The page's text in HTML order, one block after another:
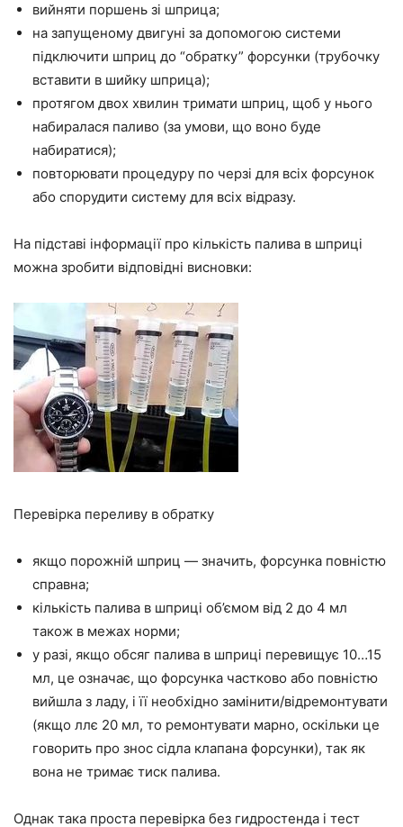
вийняти поршень зі шприца;
на запущеному двигуні за допомогою системи
підключити шприц до “обратку” форсунки (трубочку
вставити в шийку шприца);
протягом двох хвилин тримати шприц, щоб у нього
набиралася паливо (за умови, що воно буде
набиратися);
повторювати процедуру по черзі для всіх форсунок
або спорудити систему для всіх відразу.
На підставі інформації про кількість палива в шприці
можна зробити відповідні висновки:
Перевірка переливу в обратку
якщо порожній шприц — значить, форсунка повністю
справна;
кількість палива в шприці об’ємом від 2 до 4 мл
також в межах норми;
у разі, якщо обсяг палива в шприці перевищує 10…15
мл, це означає, що форсунка частково або повністю
вийшла з ладу, і її необхідно замінити/відремонтувати
(якщо ллє 20 мл, то ремонтувати марно, оскільки це
говорить про знос сідла клапана форсунки), так як
вона не тримає тиск палива.
Однак така проста перевірка без гидростенда і тест